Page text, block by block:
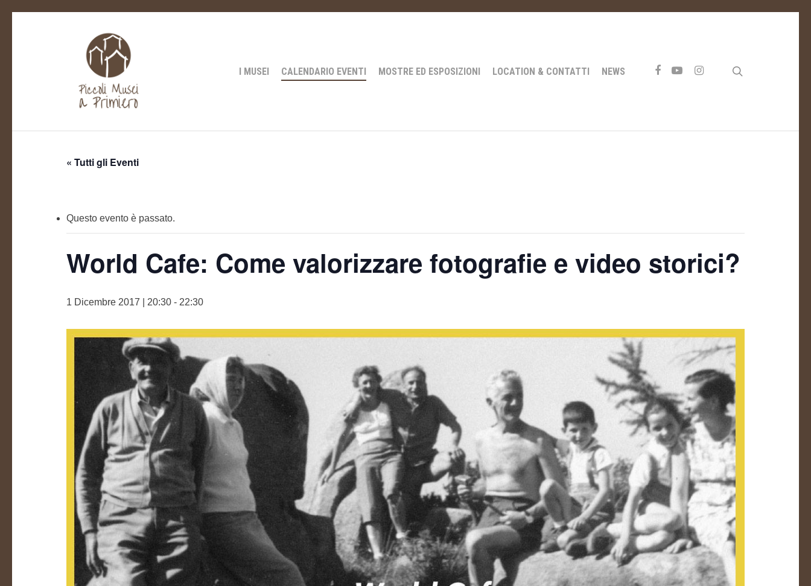
I MUSEI CALENDARIO EVENTI MOSTRE ED ESPOSIZIONI LOCATION & CONTATTI NEWS FACEBOOKYOUTUBEINSTAGRAM
« Tutti gli Eventi
Questo evento è passato.
World Cafe: Come valorizzare fotografie e video storici?
1 Dicembre 2017 | 20:30 - 22:30